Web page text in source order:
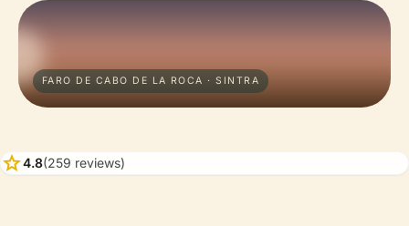
FARO DE CABO DE LA ROCA · SINTRA
star4.8(259 reviews)